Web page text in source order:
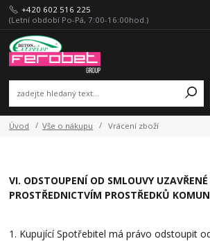
+420 602 516 225
(Letní období Po-Pá, 7:00-16:00hod.)
Úvod Vše o nákupu Vrácení zboží
VI. ODSTOUPENÍ OD SMLOUVY UZAVŘENÉ
PROSTŘEDNICTVÍM PROSTŘEDKŮ
1. Kupující Spotřebitel má právo odstoupit